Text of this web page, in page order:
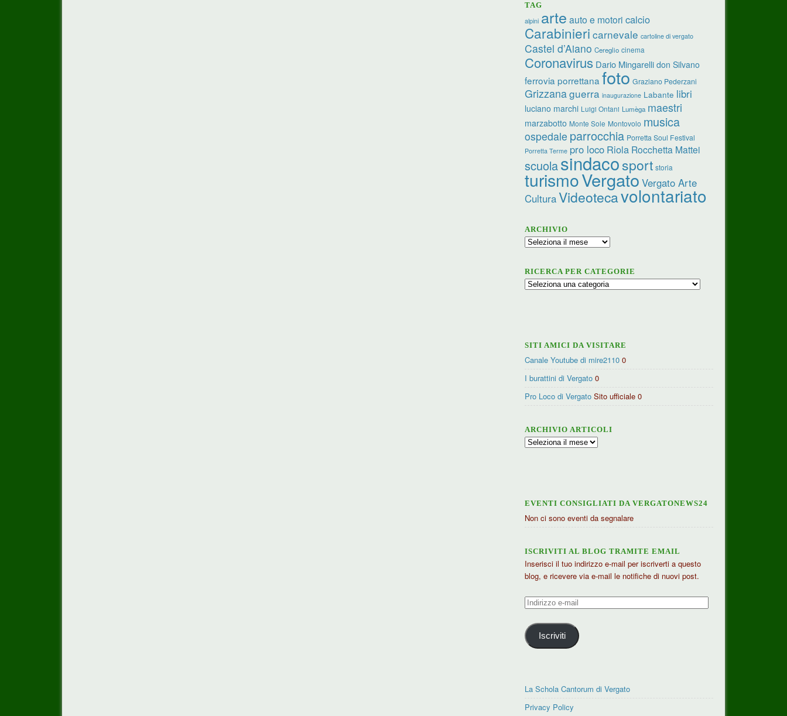
TAG
alpini arte auto e motori calcio
Carabinieri carnevale cartoline di vergato
Castel d’Aiano Cereglio cinema
Coronavirus Dario Mingarelli don Silvano
ferrovia porrettana foto Graziano Pederzani
Grizzanaguerra inaugurazione Labante libri
luciano marchi Luigi Ontani Lumèga maestri
marzabotto Monte Sole Montovolo musica
ospedale parrocchia Porretta Soul Festival
Porretta Terme pro loco Riola Rocchetta Mattei
scuolasindacosport storia
turismoVergato Vergato Arte
CulturaVideotecavolontariato
ARCHIVIO
Archivio
RICERCA PER CATEGORIE
Ricerca
SITI AMICI DA VISITARE
Canale Youtube di mire2110 0
I burattini di Vergato 0
Pro Loco di Vergato Sito ufficiale 0
ARCHIVIO ARTICOLI
Archivio
EVENTI CONSIGLIATI DA VERGATONEWS24
Non ci sono eventi da segnalare
ISCRIVITI AL BLOG TRAMITE EMAIL
Inserisci il tuo indirizzo e-mail per iscriverti a questo
blog, e ricevere via e-mail le notifiche di nuovi post.
Indirizzo
mail
Iscriviti
La Schola Cantorum di Vergato
Privacy Policy